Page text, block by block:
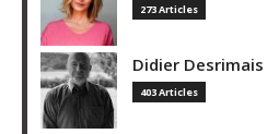
273 Articles
Didier Desrimais
403 Articles